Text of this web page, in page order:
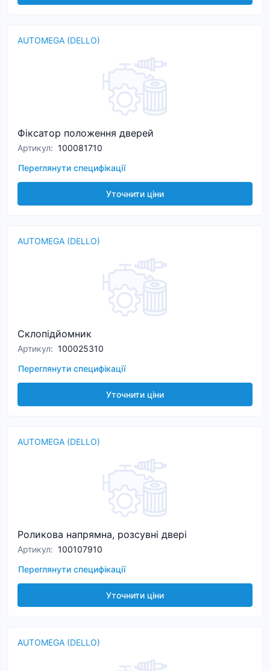
AUTOMEGA (DELLO)
Фіксатор положення дверей
Артикул: 100081710
Переглянути специфікації
Уточнити ціни
AUTOMEGA (DELLO)
Склопідйомник
Артикул: 100025310
Переглянути специфікації
Уточнити ціни
AUTOMEGA (DELLO)
Роликова напрямна, розсувні двері
Артикул: 100107910
Переглянути специфікації
Уточнити ціни
AUTOMEGA (DELLO)